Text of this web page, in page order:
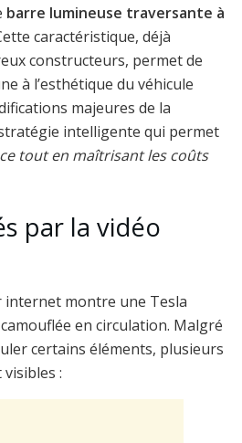
barre lumineuse traversante à
caractéristique, déjà
constructeurs, permet de
à l’esthétique du véhicule
majeures de la
intelligente qui permet
tout en maîtrisant les coûts
par la vidéo
internet montre une Tesla
en circulation. Malgré
certains éléments, plusieurs
: